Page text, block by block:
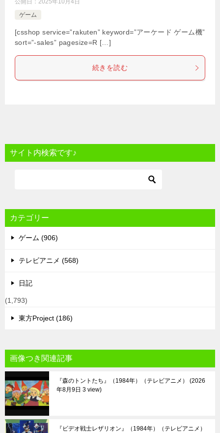
公開日： 2025年10月4日
ゲーム
[csshop service=”rakuten” keyword=”アーケード ゲーム機”
sort=”-sales” pagesize=R […]
続きを読む
サイト内検索です♪
カテゴリー
ゲーム (906)
テレビアニメ (568)
日記
(1,793)
東方Project (186)
画像つき関連記事
『森のトントたち』（1984年）（テレビアニメ）
2026
年8月9日 3 view
『ビデオ戦士レザリオン』（1984年）（テレビアニメ）